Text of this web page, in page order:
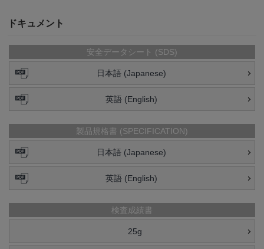
ドキュメント
安全データシート (SDS)
日本語 (Japanese)
英語 (English)
製品規格書 (SPECIFICATION)
日本語 (Japanese)
英語 (English)
検査成績書
25g